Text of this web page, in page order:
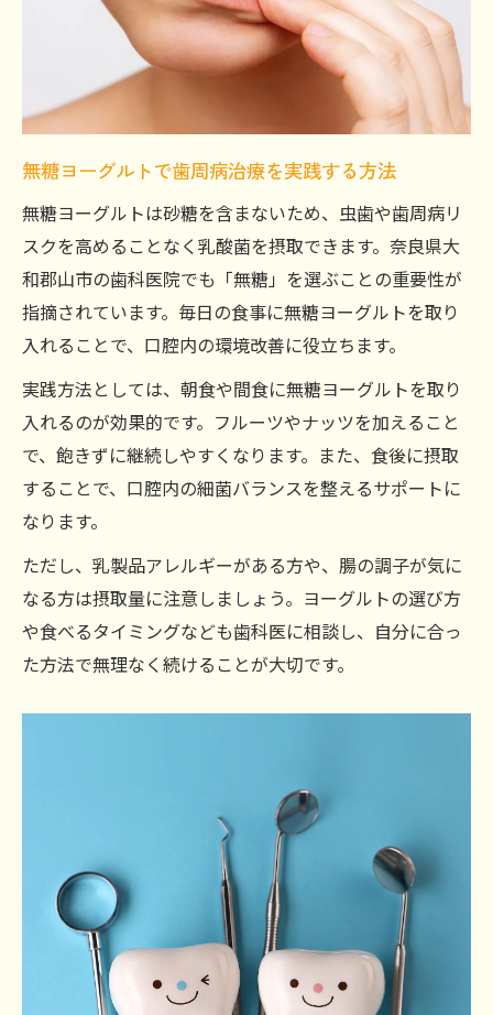
無糖ヨーグルトで歯周病治療を実践する方法
無糖ヨーグルトは砂糖を含まないため、虫歯や歯周病リ
スクを高めることなく乳酸菌を摂取できます。奈良県大
和郡山市の歯科医院でも「無糖」を選ぶことの重要性が
指摘されています。毎日の食事に無糖ヨーグルトを取り
入れることで、口腔内の環境改善に役立ちます。
実践方法としては、朝食や間食に無糖ヨーグルトを取り
入れるのが効果的です。フルーツやナッツを加えること
で、飽きずに継続しやすくなります。また、食後に摂取
することで、口腔内の細菌バランスを整えるサポートに
なります。
ただし、乳製品アレルギーがある方や、腸の調子が気に
なる方は摂取量に注意しましょう。ヨーグルトの選び方
や食べるタイミングなども歯科医に相談し、自分に合っ
た方法で無理なく続けることが大切です。